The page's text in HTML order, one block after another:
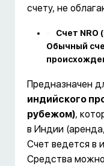
счету, не
Счет NRO
Обычный
Предназначен
индийского
рубежом),
в Индии
Счет ведется в
Средства можно